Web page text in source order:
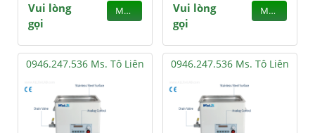
Vui lòng
gọi
MUA
Vui lòng
gọi
MUA
0946.247.536 Ms. Tô Liên 0946.247.536 Ms. Tô Liên